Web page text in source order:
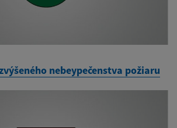
nebeypečenstva požiaru